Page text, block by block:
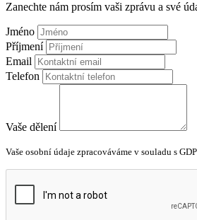
Zanechte nám prosím vaši zprávu a své
Jméno
Příjmení
Email
Telefon
Vaše dělení
Vaše osobní údaje zpracováváme v souladu s